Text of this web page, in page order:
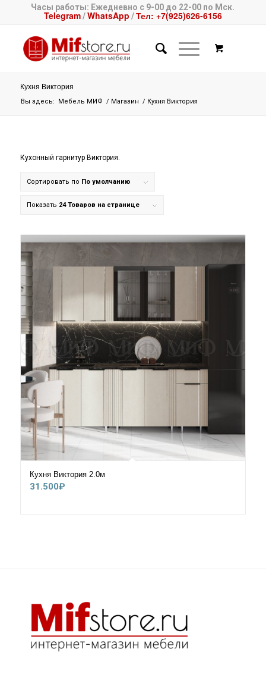
Часы работы: Ежедневно с 9-00 до 22-00 по Мск.
Telegram/WhatsApp /Тел: +7(925)626-6156
Кухня Виктория
Вы здесь: Мебель МИФ / Магазин / Кухня Виктория
Кухонный гарнитур Виктория.
Сортировать по По умолчанию
Показать 24 Товаров на странице
Кухня Виктория 2.0м
31.500₽